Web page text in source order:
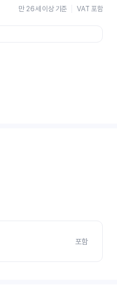
만 26세 이상 기준 VAT 포함
포함